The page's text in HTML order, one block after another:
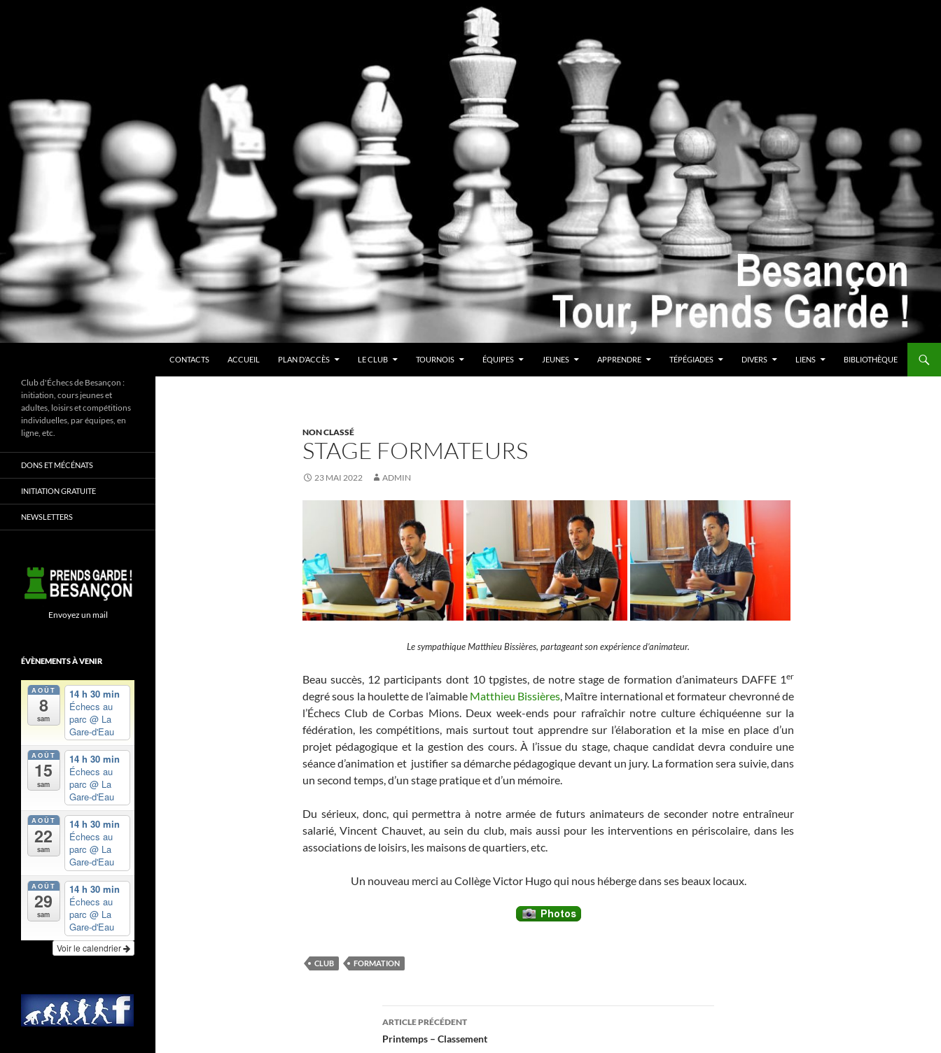
CONTACTS
ACCUEIL PLAN D’ACCÈS LE CLUB TOURNOIS ÉQUIPES JEUNES APPRENDRE TÉPÉGIADES DIVERS LIENS BIBLIOTHÈQUE
NON CLASSÉ
STAGE FORMATEURS
23 MAI 2022 ADMIN
Le sympathique Matthieu Bissières, partageant son expérience d’animateur.
Beau succès, 12 participants dont 10 tpgistes, de notre stage de formation d’animateurs DAFFE 1er
degré sous la houlette de l’aimable Matthieu Bissières, Maître international et formateur chevronné de
l’Échecs Club de Corbas Mions. Deux week-ends pour rafraîchir notre culture échiquéenne sur la
fédération, les compétitions, mais surtout tout apprendre sur l’élaboration et la mise en place d’un
projet pédagogique et la gestion des cours. À l’issue du stage, chaque candidat devra conduire une
séance d’animation et justifier sa démarche pédagogique devant un jury. La formation sera suivie, dans
un second temps, d’un stage pratique et d’un mémoire.
Du sérieux, donc, qui permettra à notre armée de futurs animateurs de seconder notre entraîneur
salarié, Vincent Chauvet, au sein du club, mais aussi pour les interventions en périscolaire, dans les
associations de loisirs, les maisons de quartiers, etc.
Un nouveau merci au Collège Victor Hugo qui nous héberge dans ses beaux locaux.
CLUB FORMATION
Navigation
des
ARTICLE PRÉCÉDENT
Printemps – Classement
Club d'Échecs de Besançon :
initiation, cours jeunes et
adultes, loisirs et compétitions
individuelles, par équipes, en
ligne, etc.
DONS ET MÉCÉNATS
INITIATION GRATUITE
NEWSLETTERS
Envoyez un mail
ÉVÈNEMENTS À VENIR
AOÛT
8
sam
14 h 30 min
Échecs au
parc @ La
Gare-d'Eau
AOÛT
15
sam
14 h 30 min
Échecs au
parc @ La
Gare-d'Eau
AOÛT
22
sam
14 h 30 min
Échecs au
parc @ La
Gare-d'Eau
AOÛT
29
sam
14 h 30 min
Échecs au
parc @ La
Gare-d'Eau
Voir le calendrier